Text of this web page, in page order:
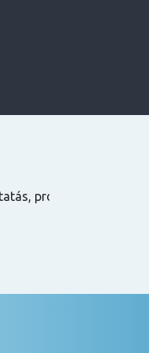
előre megkaptam,